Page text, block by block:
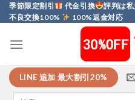
Skip
to
季節限定割引 代金引換 評判は
不良交換100%
100%返金対応
LINE 追加 最大割引20%